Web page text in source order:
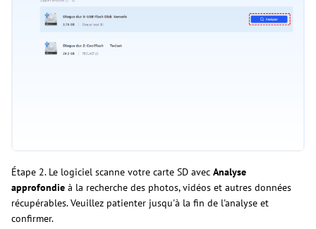
Étape 2. Le logiciel scanne votre carte SD avec Analyse
approfondie à la recherche des photos, vidéos et autres données
récupérables. Veuillez patienter jusqu'à la fin de l'analyse et
confirmer.